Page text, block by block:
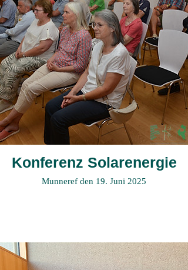
Konferenz Solarenergie
Munneref den 19. Juni 2025